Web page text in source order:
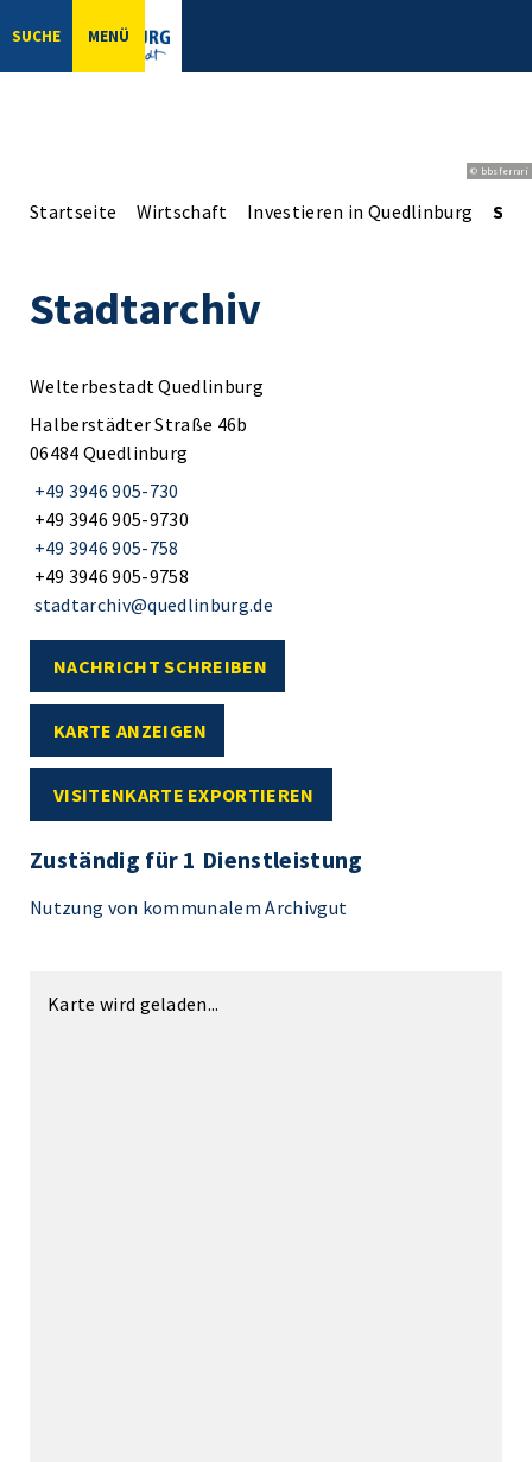
SUCHE MENÜ
© bbsferrari
Startseite Wirtschaft Investieren in Quedlinburg
Stadtarchiv
Welterbestadt Quedlinburg
Halberstädter Straße 46b
06484 Quedlinburg
+49 3946 905-730
+49 3946 905-9730
+49 3946 905-758
+49 3946 905-9758
stadtarchiv@quedlinburg.de
NACHRICHT SCHREIBEN
KARTE ANZEIGEN
VISITENKARTE EXPORTIEREN
Zuständig für 1 Dienstleistung
Nutzung von kommunalem Archivgut
Karte wird geladen...